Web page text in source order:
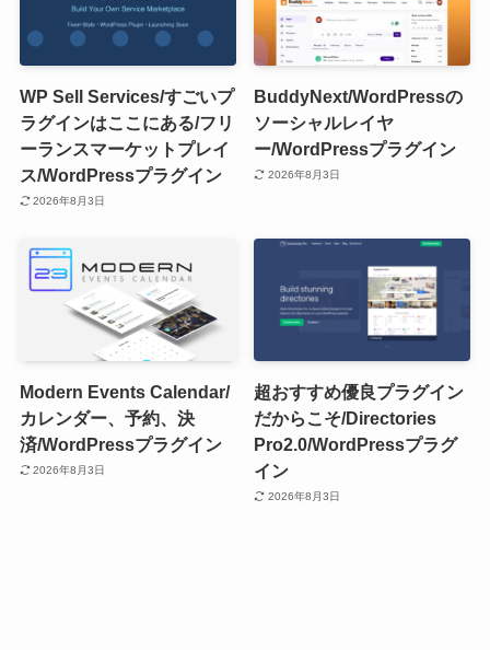
WP Sell Services/すごいプ
ラグインはここにある/フリ
ーランスマーケットプレイ
ス/WordPressプラグイン
2026年8月3日
BuddyNext/WordPressの
ソーシャルレイヤ
ー/WordPressプラグイン
2026年8月3日
Modern Events Calendar/
カレンダー、予約、決
済/WordPressプラグイン
2026年8月3日
超おすすめ優良プラグイン
だからこそ/Directories
Pro2.0/WordPressプラグ
イン
2026年8月3日